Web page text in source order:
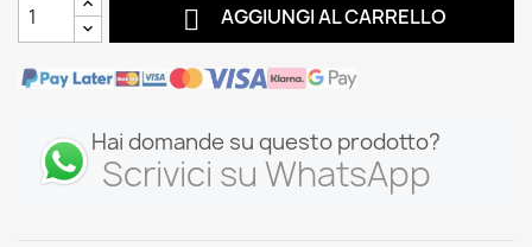
 AGGIUNGI AL CARRELLO
Hai domande su questo prodotto?
Scrivici su WhatsApp